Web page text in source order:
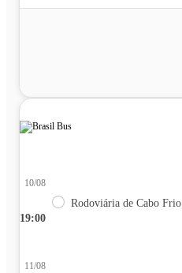
19:00
10/08
Rodoviária de Cabo Frio
11/08